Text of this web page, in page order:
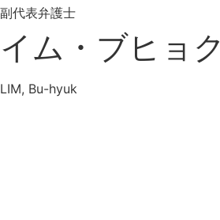
副代表弁護士
イム・ブヒョク
LIM, Bu-hyuk